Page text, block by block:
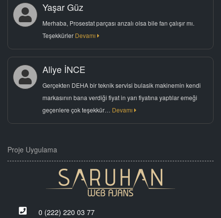
Yaşar Güz
Merhaba, Prosestat parçası arızalı olsa bile fan çalışır mı.
Teşekkürler Devamı
Aliye İNCE
Gerçekten DEHA bir teknik servisi bulasik makinemin kendi
markasının bana verdiği fiyat in yarı fiyatına yaptılar emeği
geçenlere çok teşekkür… Devamı
Proje Uygulama
0 (222) 220 03 77